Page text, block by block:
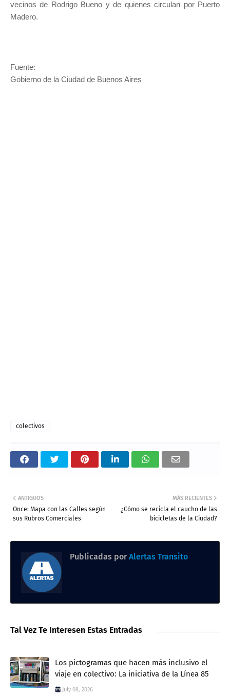
vecinos de Rodrigo Bueno y de quienes circulan por Puerto
Madero.
Fuente:
Gobierno de la Ciudad de Buenos Aires
colectivos
MÁS RECIENTES
¿Cómo se recicla el caucho de las
bicicletas de la Ciudad?
ANTIGUOS
Once: Mapa con las Calles según
sus Rubros Comerciales
Publicadas por Alertas Transito
Tal Vez Te Interesen Estas Entradas
Los pictogramas que hacen más inclusivo el
viaje en colectivo: La iniciativa de la Línea 85
July 08, 2026